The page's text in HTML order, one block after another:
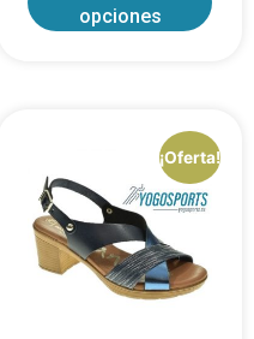
opciones
¡Oferta!